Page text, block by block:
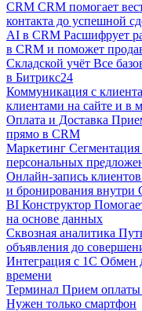
CRM CRM помогает
контакта до успешной
AI в CRM Расшифрует
в CRM и поможет
Складской учёт Все
в Битрикс24
Коммуникация с
клиентами на сайте и в
Оплата и Доставка
прямо в CRM
Маркетинг Сегментация
персональных
Онлайн-запись клиентов
и бронирования внутри
BI Конструктор
на основе данных
Сквозная аналитика
объявления до
Интеграция с 1С Обмен
времени
Терминал Прием оплаты
Нужен только смартфон